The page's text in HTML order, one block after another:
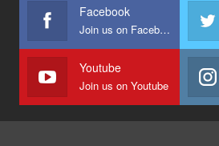
Facebook
Join us on Facebook
Youtube
Join us on Youtube